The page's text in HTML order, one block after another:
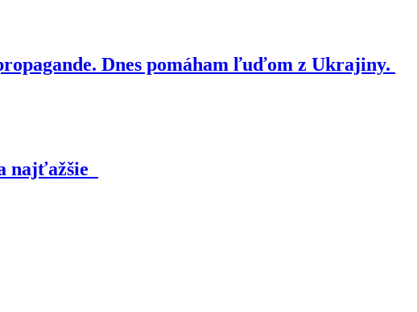
Dnes pomáham ľuďom z Ukrajiny.
najťažšie